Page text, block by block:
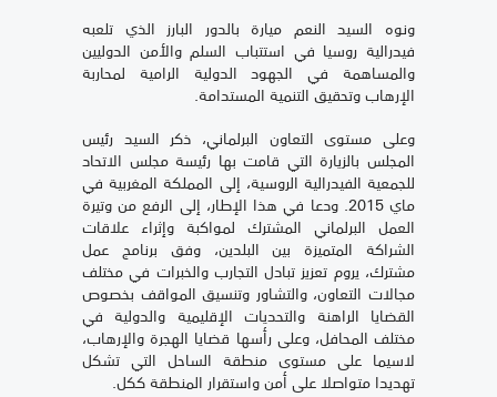
ونوه السيد النعم ميارة بالدور البارز الذي تلعبه
فيدرالية روسيا في استتباب السلم والأمن الدوليين
والمساهمة في الجهود الدولية الرامية لمحاربة
الإرهاب وتحقيق التنمية المستدامة.
وعلى مستوى التعاون البرلماني، ذكر السيد رئيس
المجلس بالزيارة التي قامت بها رئيسة مجلس الاتحاد
للجمعية الفيدرالية الروسية، إلى المملكة المغربية في
ماي 2015. ودعا في هذا الإطار، إلى الرفع من وتيرة
العمل البرلماني المشترك لمواكبة وإثراء علاقات
الشراكة المتميزة بين البلدين، وفق برنامج عمل
مشترك، يروم تعزيز تبادل التجارب والخبرات في مختلف
مجالات التعاون، والتشاور وتنسيق المواقف بخصوص
القضايا الراهنة والتحديات الإقليمية والدولية في
مختلف المحافل، وعلى رأسها قضايا الهجرة والإرهاب،
لاسيما على مستوى منطقة الساحل التي تشكل
تهديدا متواصلا على أمن واستقرار المنطقة ككل.